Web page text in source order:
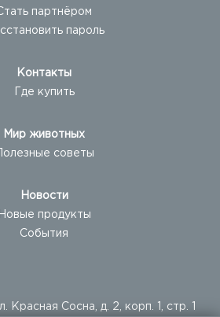
партнёром
пароль
Контакты
Где купить
Мир животных
советы
Новости
Новые продукты
События
Красная Сосна, д. 2, корп. 1, стр. 1